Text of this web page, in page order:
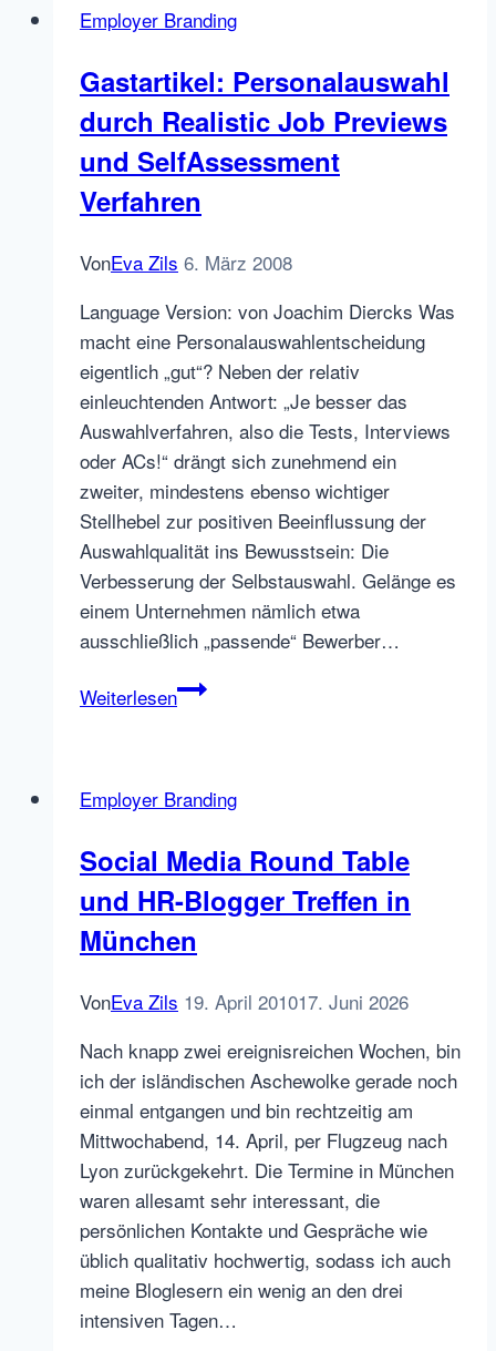
einen
Umgang
mit
HR
Trends,
Hypes
durchs
getriebenen
Säuen
Employer Branding
Gastartikel: Personalauswahl
durch Realistic Job Previews
und SelfAssessment
Verfahren
VonEva Zils 6. März 2008
Language Version: von Joachim Diercks Was
macht eine Personalauswahlentscheidung
eigentlich „gut“? Neben der relativ
einleuchtenden Antwort: „Je besser das
Auswahlverfahren, also die Tests, Interviews
oder ACs!“ drängt sich zunehmend ein
zweiter, mindestens ebenso wichtiger
Stellhebel zur positiven Beeinflussung der
Auswahlqualität ins Bewusstsein: Die
Verbesserung der Selbstauswahl. Gelänge es
einem Unternehmen nämlich etwa
ausschließlich „passende“ Bewerber…
WeiterlesenGastartikel:
Job
und
SelfAssessment
Employer Branding
Social Media Round Table
und HR-Blogger Treffen in
München
VonEva Zils 19. April 201017. Juni 2026
Nach knapp zwei ereignisreichen Wochen, bin
ich der isländischen Aschewolke gerade noch
einmal entgangen und bin rechtzeitig am
Mittwochabend, 14. April, per Flugzeug nach
Lyon zurückgekehrt. Die Termine in München
waren allesamt sehr interessant, die
persönlichen Kontakte und Gespräche wie
üblich qualitativ hochwertig, sodass ich auch
meine Bloglesern ein wenig an den drei
intensiven Tagen…